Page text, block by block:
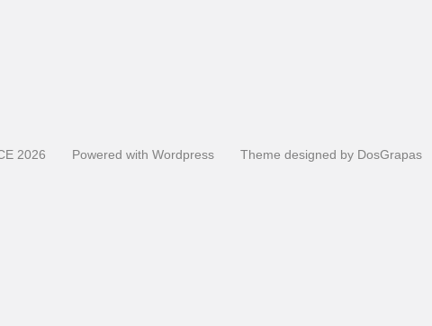
2026 Powered with Wordpress Theme designed by DosGrapas